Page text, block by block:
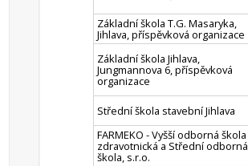
Základní škola T.G. Masaryka,
Jihlava, příspěvková organizace
Základní škola Jihlava,
Jungmannova 6, příspěvková
organizace
Střední škola stavební Jihlava
FARMEKO - Vyšší odborná škola
zdravotnická a Střední odborná
škola, s.r.o.